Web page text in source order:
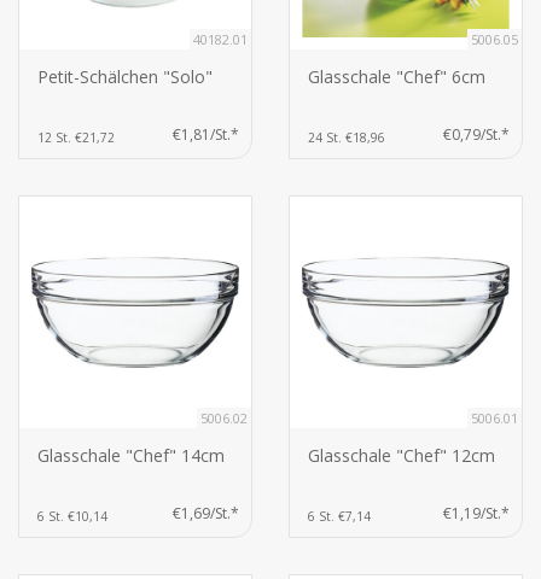
40182.01
Petit-Schälchen "Solo"
12 St. €21,72 €1,81/St.*
5006.05
Glasschale "Chef" 6cm
24 St. €18,96 €0,79/St.*
5006.02
Glasschale "Chef" 14cm
6 St. €10,14 €1,69/St.*
5006.01
Glasschale "Chef" 12cm
6 St. €7,14 €1,19/St.*